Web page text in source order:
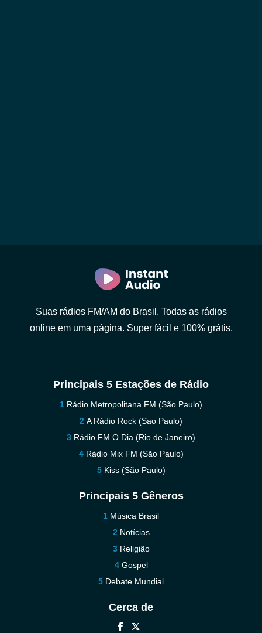
Suas rádios FM/AM do Brasil. Todas as rádios
online em uma página. Super fácil e 100% grátis.
Principais 5 Estações de Rádio
Rádio Metropolitana FM (São Paulo)
A Rádio Rock (Sao Paulo)
Rádio FM O Dia (Rio de Janeiro)
Rádio Mix FM (São Paulo)
Kiss (São Paulo)
Principais 5 Gêneros
Música Brasil
Notícias
Religião
Gospel
Debate Mundial
Cerca de